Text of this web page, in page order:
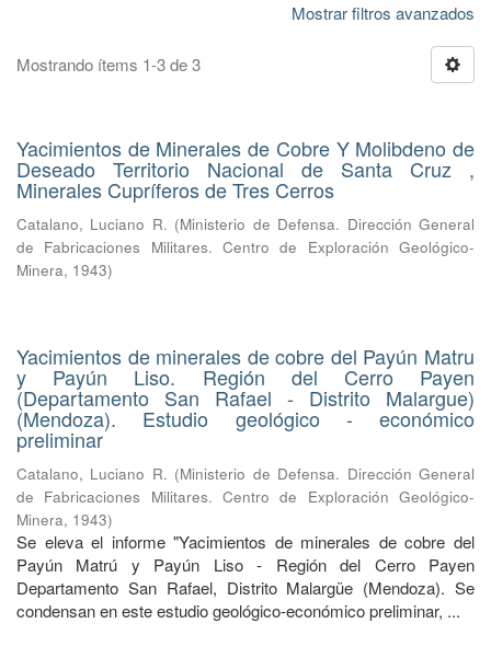
Mostrar filtros avanzados
Mostrando ítems 1-3 de 3
Yacimientos de Minerales de Cobre Y Molibdeno de
Deseado Territorio Nacional de Santa Cruz ,
Minerales Cupríferos de Tres Cerros
Catalano, Luciano R. (Ministerio de Defensa. Dirección General
de Fabricaciones Militares. Centro de Exploración Geológico-
Minera, 1943)
Yacimientos de minerales de cobre del Payún Matru
y Payún Liso. Región del Cerro Payen
(Departamento San Rafael - Distrito Malargue)
(Mendoza). Estudio geológico - económico
preliminar
Catalano, Luciano R. (Ministerio de Defensa. Dirección General
de Fabricaciones Militares. Centro de Exploración Geológico-
Minera, 1943)
Se eleva el informe "Yacimientos de minerales de cobre del
Payún Matrú y Payún Liso - Región del Cerro Payen
Departamento San Rafael, Distrito Malargüe (Mendoza). Se
condensan en este estudio geológico-económico preliminar, ...